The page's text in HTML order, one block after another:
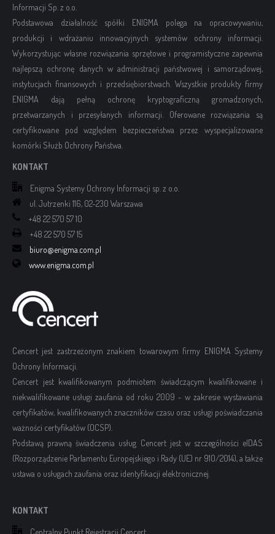
Informacji Sp. z o.o.
Podstawowa działalność spółki ENIGMA polega na opracowywaniu,
produkcji i wdrażaniu innowacyjnych systemów ochrony informacji.
Wykorzystując własne rozwiązania sprzętowe i programistyczne zapewnia
najlepszą ochronę danych w administracji państwowej i samorządowej,
instytucjach finansowych i przedsiębiorstwach. Wszystkie produkty firmy
ENIGMA dają pełną ochronę kryptograficzną gromadzonych,
przetwarzanych i przesyłanych informacji. Oferowane rozwiązania są
certyfikowane pod względem bezpieczeństwa przez wyspecjalizowane
komórki Służb Ochrony Państwa.
KONTAKT
Enigma Systemy Ochrony Informacji sp. z o.o.
ul. Jutrzenki 116, 02-230 Warszawa
+48 22 570 57 10
+48 22 570 57 15
biuro@enigma.com.pl
www.enigma.com.pl
Cencert jest zastrzeżonym znakiem towarowym firmy ENIGMA Systemy
Ochrony Informacji.
Cencert jest kwalifikowanym podmiotem świadczącym kwalifikowane i
niekwalifikowane usługi zaufania od roku 2009 - w zakresie wystawiania
certyfikatów, kwalifikowanych znaczników czasu oraz usługi poświadczania
ważności certyfikatów (OCSP).
Podstawą prawną świadczenia usług Cencert jest w szczególności eIDAS
(Rozporządzenie Parlamentu Europejskiego i Rady (UE) nr 910/2014), a także
ustawa o usługach zaufania oraz identyfikacji elektronicznej.
KONTAKT
Centralny Punkt Rejestracji Cencert